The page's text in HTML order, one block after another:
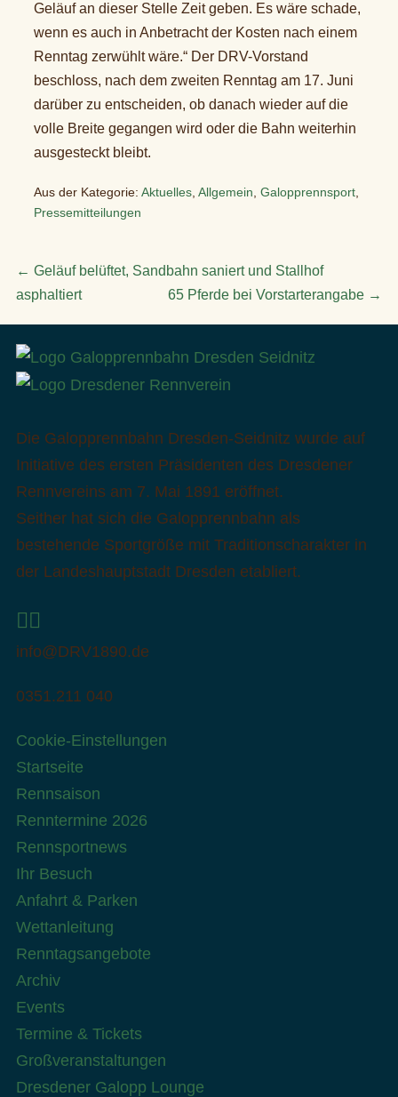
Geläuf an dieser Stelle Zeit geben. Es wäre schade,
wenn es auch in Anbetracht der Kosten nach einem
Renntag zerwühlt wäre.“ Der DRV-Vorstand
beschloss, nach dem zweiten Renntag am 17. Juni
darüber zu entscheiden, ob danach wieder auf die
volle Breite gegangen wird oder die Bahn weiterhin
ausgesteckt bleibt.
Aus der Kategorie: Aktuelles, Allgemein, Galopprennsport,
Pressemitteilungen
Beitragsnavigation
← Geläuf belüftet, Sandbahn saniert und Stallhof
asphaltiert
65 Pferde bei Vorstarterangabe →
Die Galopprennbahn Dresden-Seidnitz wurde auf
Initiative des ersten Präsidenten des Dresdener
Rennvereins am 7. Mai 1891 eröffnet.
Seither hat sich die Galopprennbahn als
bestehende Sportgröße mit Traditionscharakter in
der Landeshauptstadt Dresden etabliert.
info@DRV1890.de
0351.211 040
Cookie-Einstellungen
Startseite
Rennsaison
Renntermine 2026
Rennsportnews
Ihr Besuch
Anfahrt & Parken
Wettanleitung
Renntagsangebote
Archiv
Events
Termine & Tickets
Großveranstaltungen
Dresdener Galopp Lounge